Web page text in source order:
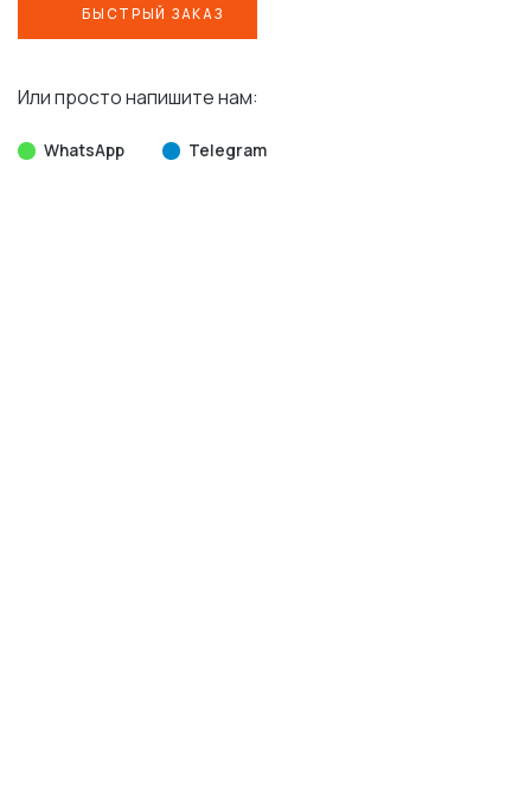
БЫСТРЫЙ ЗАКАЗ
Или просто напишите нам:
WhatsApp Telegram